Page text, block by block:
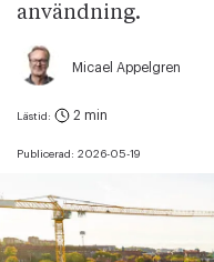
användning.
Micael Appelgren
Publicerad: 2026-05-19
Lästid: 2 min